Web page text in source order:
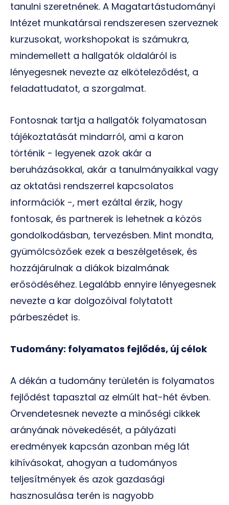
tanulni szeretnének. A Magatartástudományi
Intézet munkatársai rendszeresen szerveznek
kurzusokat, workshopokat is számukra,
mindemellett a hallgatók oldaláról is
lényegesnek nevezte az elköteleződést, a
feladattudatot, a szorgalmat.
Fontosnak tartja a hallgatók folyamatosan
tájékoztatását mindarról, ami a karon
történik - legyenek azok akár a
beruházásokkal, akár a tanulmányaikkal vagy
az oktatási rendszerrel kapcsolatos
információk -, mert ezáltal érzik, hogy
fontosak, és partnerek is lehetnek a közös
gondolkodásban, tervezésben. Mint mondta,
gyümölcsözőek ezek a beszélgetések, és
hozzájárulnak a diákok bizalmának
erősödéséhez. Legalább ennyire lényegesnek
nevezte a kar dolgozóival folytatott
párbeszédet is.
Tudomány: folyamatos fejlődés, új célok
A dékán a tudomány területén is folyamatos
fejlődést tapasztal az elmúlt hat-hét évben.
Örvendetesnek nevezte a minőségi cikkek
arányának növekedését, a pályázati
eredmények kapcsán azonban még lát
kihívásokat, ahogyan a tudományos
teljesítmények és azok gazdasági
hasznosulása terén is nagyobb